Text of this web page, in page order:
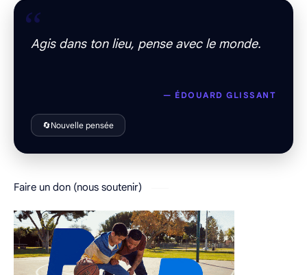
“
Agis dans ton lieu, pense avec le monde.
— ÉDOUARD GLISSANT
🔄Nouvelle pensée
Faire un don (nous soutenir)